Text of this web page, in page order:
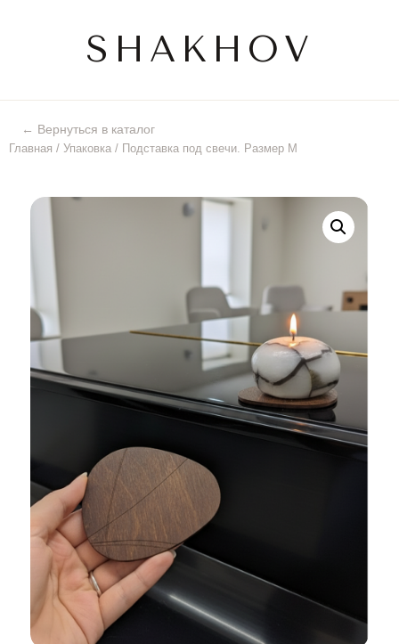
SHAKHOV
← Вернуться в каталог
Главная / Упаковка / Подставка под свечи. Размер М